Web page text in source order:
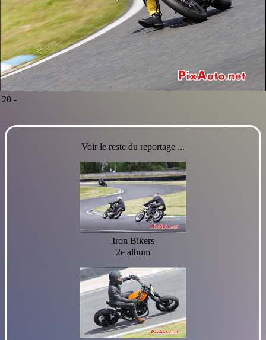
20 -
Voir le reste du reportage ...
Iron Bikers
2e album